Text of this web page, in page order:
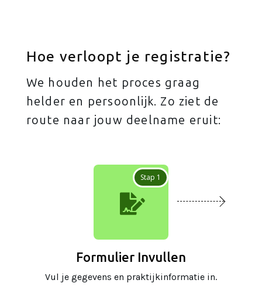
Hoe verloopt je registratie?
We houden het proces graag
helder en persoonlijk. Zo ziet de
route naar jouw deelname eruit:
Stap 1

Formulier Invullen
Vul je gegevens en praktijkinformatie in.